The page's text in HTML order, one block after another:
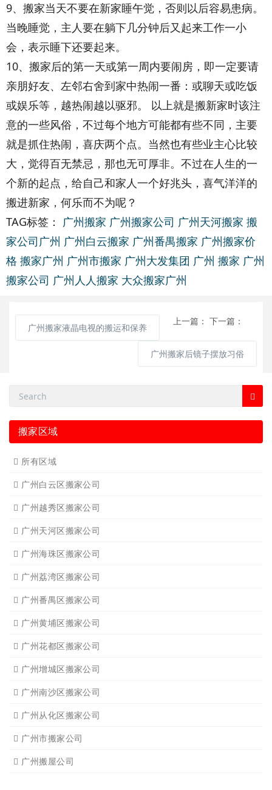
9、搬家当天不要在新家睡午觉，否则以后容易患病。
当晚睡觉，主人要在躺下几分钟后又起来工作一小
会，表示睡下还要起来。
10、搬家后的第一天或第一周内要闹房，即一定要请
亲朋好友、左邻右舍到家中热闹一番：或聊天或吃饭
或娱乐等，越热闹越以驱邪。 以上就是搬新家时该注
意的一些风俗，不过每个地方可能都有些不同，主要
就是抓住热闹，喜庆两个点。当然也有些业主心比较
大，觉得百无禁忌，那也无可厚非。不过在人生的一
个新的起点，给自己和家人一个好兆头，喜气洋洋的
搬进新家，何乐而不为呢？
TAG标签： 广州搬家 广州搬家公司 广州天河搬家 搬
家公司广州 广州白云搬家 广州番禺搬家 广州搬家价
格 搬家广州 广州市搬家 广州大发集团 广州 搬家 广州
搬家公司 广州人人搬家 大众搬家广州
上一篇：
广州搬家液晶电视的搬运和保养
下一篇：
广州搬家后镜子摆放习俗
搬家区域
所有区域
广州白云区搬家公司
广州越秀区搬家公司
广州天河区搬家公司
广州海珠区搬家公司
广州荔湾区搬家公司
广州番禺区搬家公司
广州黄埔区搬家公司
广州花都区搬家公司
广州增城区搬家公司
广州南沙区搬家公司
广州从化区搬家公司
广州市搬家公司
广州搬屋公司